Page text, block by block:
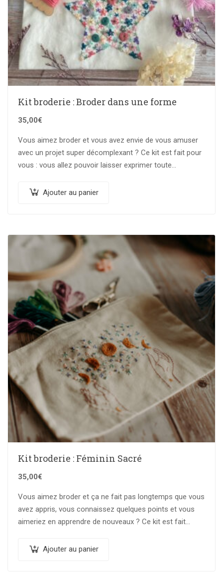
Kit broderie : Broder dans une forme
35,00€
Vous aimez broder et vous avez envie de vous amuser
avec un projet super décomplexant ? Ce kit est fait pour
vous : vous allez pouvoir laisser exprimer toute…
Ajouter au panier
Kit broderie : Féminin Sacré
35,00€
Vous aimez broder et ça ne fait pas longtemps que vous
avez appris, vous connaissez quelques points et vous
aimeriez en apprendre de nouveaux ? Ce kit est fait…
Ajouter au panier